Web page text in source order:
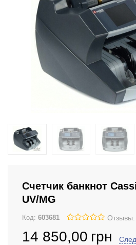
Счетчик банкнот
UV/MG
Код: 603681 Отзывы:
14 850,00 грн